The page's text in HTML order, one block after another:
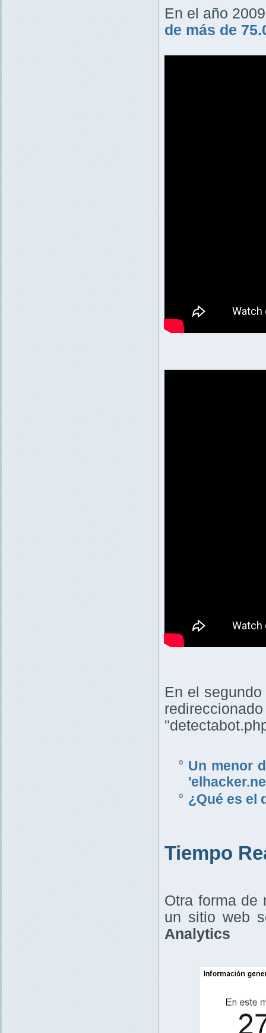
En el año
de más de
En el
Un menor
¿Qué es el
Tiempo
Otra forma de
un sitio web
Analytics